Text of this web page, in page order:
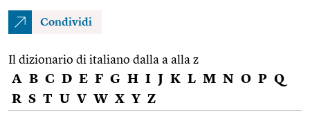
Condividi
Il dizionario di italiano dalla a alla z
A B C D E F G H I J K L M N O P Q
R S T U V W X Y Z